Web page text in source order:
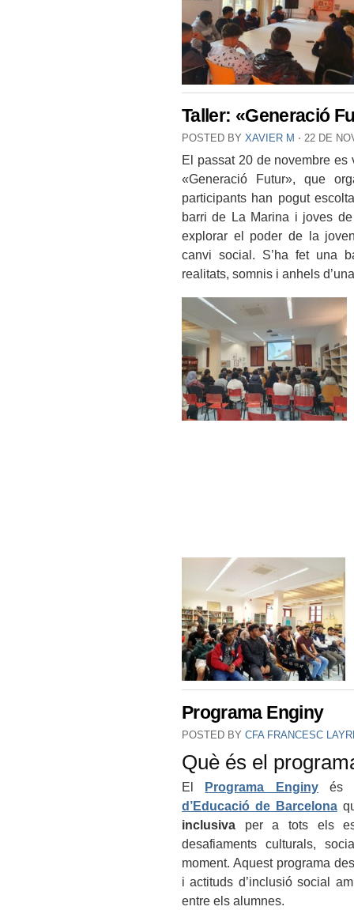
Taller: «Generació
POSTED BY XAVIER M ⋅ 22 DE
El passat 20 de novembre
«Generació Futur», que
participants han pogut
barri de La Marina i joves
explorar el poder de la
canvi social. S’ha fet una
realitats, somnis i anhels
Programa Enginy
POSTED BY CFA FRANCESC
Què és el
El Programa Enginy
és
d’Educació de Barcelona
inclusiva per a tots els
desafiaments culturals,
moment. Aquest programa
i actituds d’inclusió social
entre els alumnes.